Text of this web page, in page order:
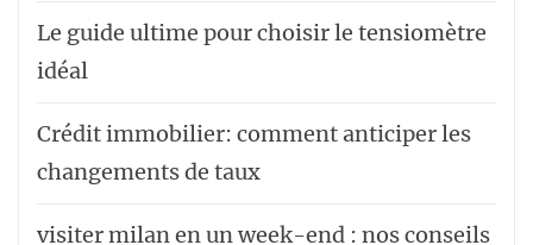
Le guide ultime pour choisir le tensiomètre
idéal
Crédit immobilier: comment anticiper les
changements de taux
visiter milan en un week-end : nos conseils